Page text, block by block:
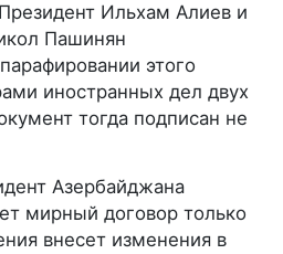
Ильхам Алиев и
Пашинян
этого
иностранных дел двух
тогда подписан не
Азербайджана
мирный договор только
внесет изменения в